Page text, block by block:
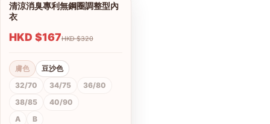
1/9
清涼消臭專利無鋼圈調整型內
衣
HKD $167 HKD $320
膚色
豆沙色
32/70
34/75
36/80
38/85
40/90
A
B